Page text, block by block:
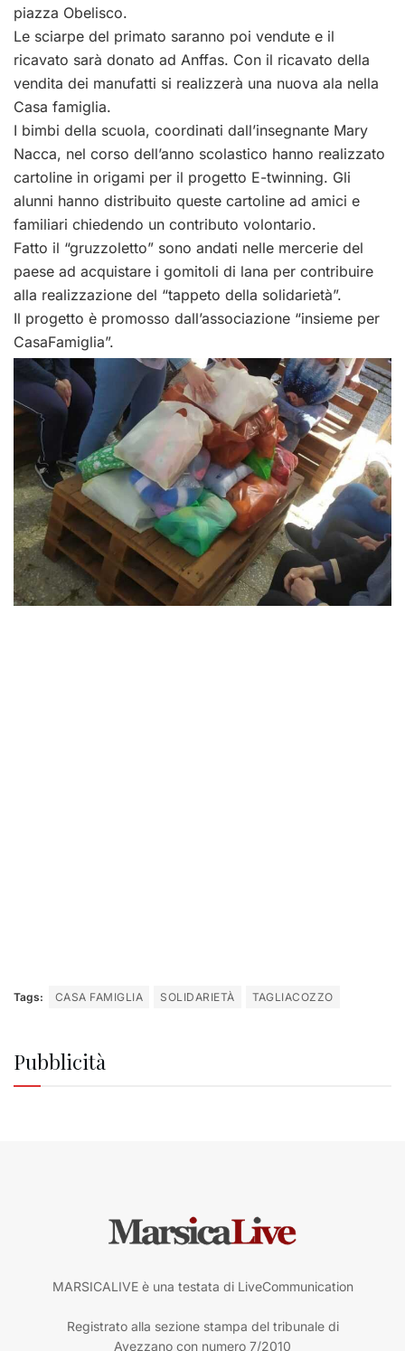
piazza Obelisco.
Le sciarpe del primato saranno poi vendute e il
ricavato sarà donato ad Anffas. Con il ricavato della
vendita dei manufatti si realizzerà una nuova ala nella
Casa famiglia.
I bimbi della scuola, coordinati dall’insegnante Mary
Nacca, nel corso dell’anno scolastico hanno realizzato
cartoline in origami per il progetto E-twinning. Gli
alunni hanno distribuito queste cartoline ad amici e
familiari chiedendo un contributo volontario.
Fatto il “gruzzoletto” sono andati nelle mercerie del
paese ad acquistare i gomitoli di lana per contribuire
alla realizzazione del “tappeto della solidarietà”.
Il progetto è promosso dall’associazione “insieme per
CasaFamiglia”.
Tags: CASA FAMIGLIA SOLIDARIETÀ TAGLIACOZZO
Pubblicità
MARSICALIVE è una testata di LiveCommunication
Registrato alla sezione stampa del tribunale di
Avezzano con numero 7/2010